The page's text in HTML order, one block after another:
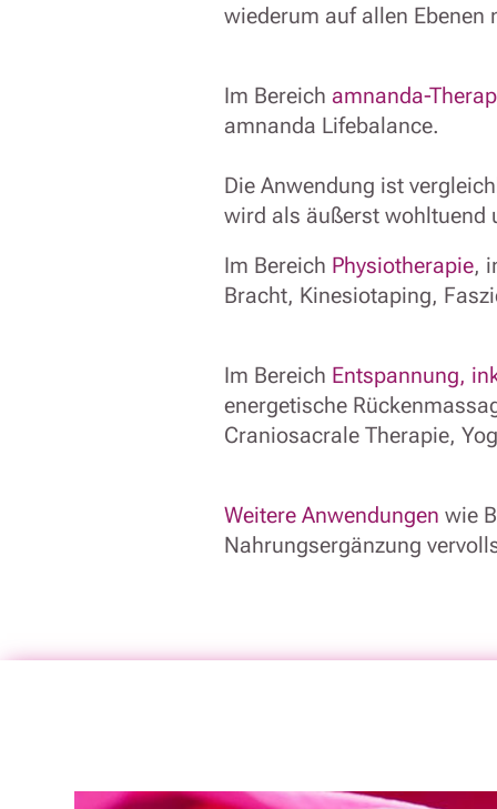
wiederum auf allen Ebenen
Im Bereich amnanda-
amnanda Lifebalance.
Die Anwendung ist
wird als äußerst wohltuend
Im Bereich Physiotherapie,
Bracht, Kinesiotaping,
Im Bereich Entspannung,
energetische
Craniosacrale Therapie,
Weitere Anwendungen wie
Nahrungsergänzung